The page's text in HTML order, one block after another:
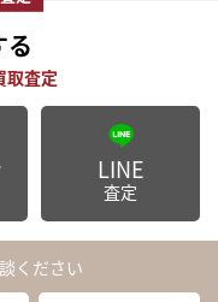
る
LINE
査定
ください